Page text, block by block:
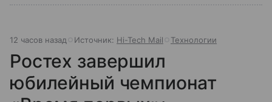
12 часов назад Источник: Hi-Tech Mail Технологии
Ростех завершил
юбилейный чемпионат